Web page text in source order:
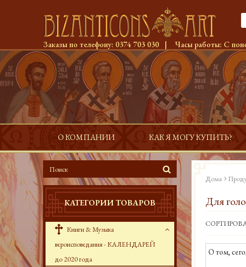
Заказы по телефону: 0374 703 030 | Часы работы: С
О КОМПАНИИ КАК Я МОГУ КУПИТЬ?
КАТЕГОРИИ ТОВАРОВ
Книги & Музыка
вероисповедания - КАЛЕНДАРЕЙ
до 2020 года
Дома
Для
О том,